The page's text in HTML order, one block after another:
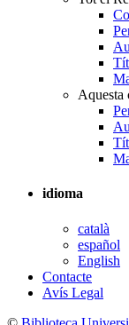
Aquesta
idioma
català
español
English
Contacte
Avís Legal